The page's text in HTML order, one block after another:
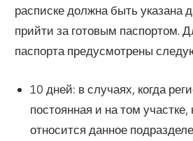
расписке должна быть указана
прийти за готовым паспортом.
паспорта предусмотрены
10 дней: в случаях, когда
постоянная и на том участке,
относится данное